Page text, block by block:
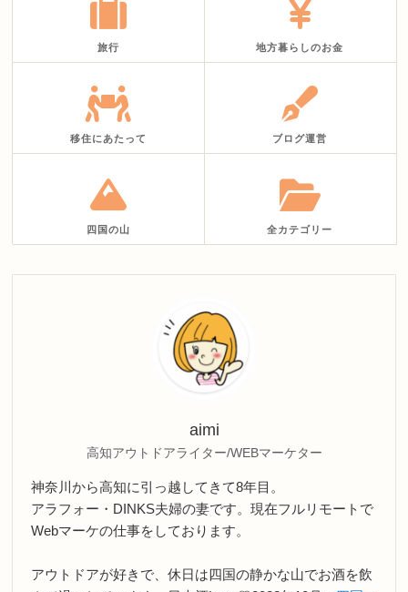
旅行 地方暮らしのお金
移住にあたって ブログ運営
四国の山 全カテゴリー
aimi
高知アウトドアライター/WEBマーケター
神奈川から高知に引っ越してきて8年目。
アラフォー・DINKS夫婦の妻です。現在フルリモートで
Webマーケの仕事をしております。
アウトドアが好きで、休日は四国の静かな山でお酒を飲